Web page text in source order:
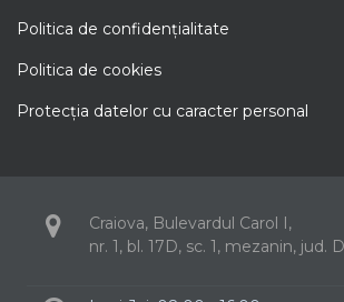
Politica de confidenţialitate
Politica de cookies
Protecţia datelor cu caracter personal
Craiova, Bulevardul Carol I,
nr. 1, bl. 17D, sc. 1, mezanin, jud.